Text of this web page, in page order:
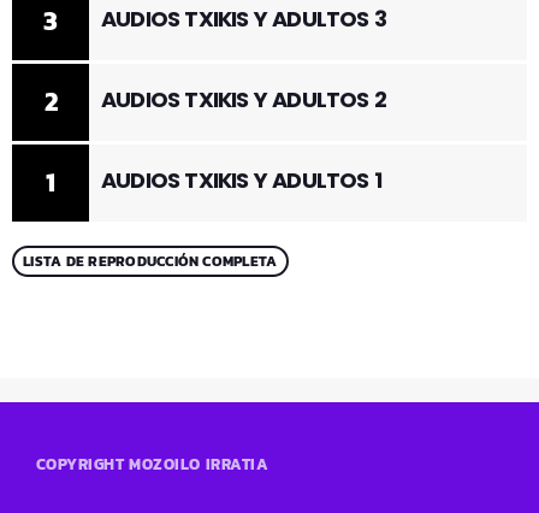
1 AUDIOS TXIKIS Y ADULTOS 1
2 AUDIOS TXIKIS Y ADULTOS 2
3 AUDIOS TXIKIS Y ADULTOS 3
LISTA DE REPRODUCCIÓN COMPLETA
COPYRIGHT MOZOILO IRRATIA